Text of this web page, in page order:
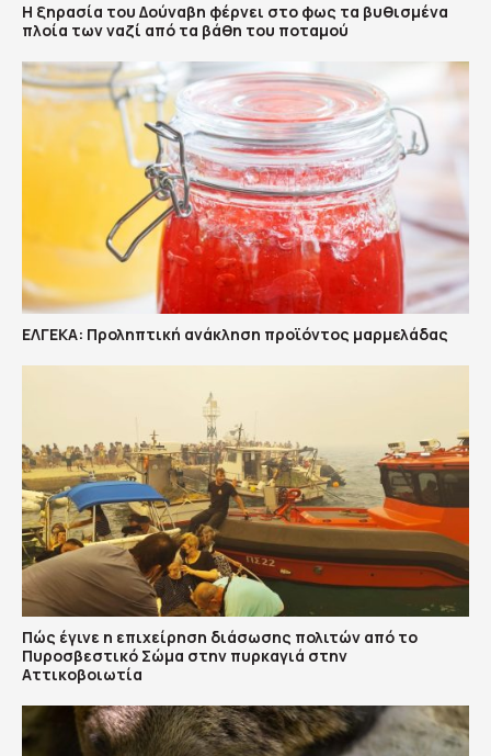
Η ξηρασία του Δούναβη φέρνει στο φως τα βυθισμένα
πλοία των ναζί από τα βάθη του ποταμού
ΕΛΓΕΚΑ: Προληπτική ανάκληση προϊόντος μαρμελάδας
Πώς έγινε η επιχείρηση διάσωσης πολιτών από το
Πυροσβεστικό Σώμα στην πυρκαγιά στην
Αττικοβοιωτία